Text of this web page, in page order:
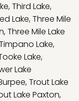
,Third Lake,
Lake,Three Mile
,Three Mile Lake
Lake,
Lake,
Lake
,Trout Lake
Lake Paxton,